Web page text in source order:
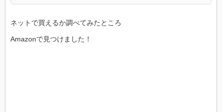
ネットで買えるか調べてみたところ
Amazonで見つけました！